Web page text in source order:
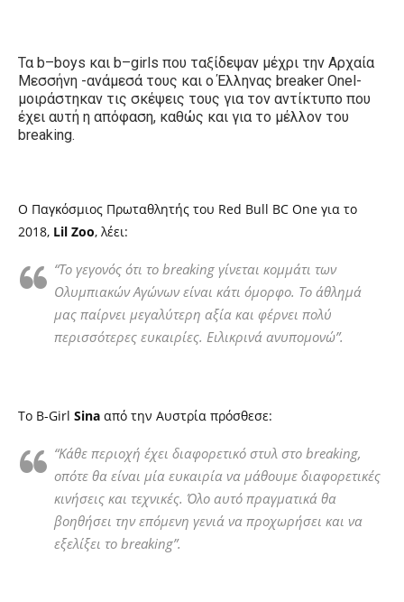
Τα b–boys και b–girls που ταξίδεψαν μέχρι την Αρχαία
Μεσσήνη -ανάμεσά τους και ο Έλληνας breaker Onel-
μοιράστηκαν τις σκέψεις τους για τον αντίκτυπο που
έχει αυτή η απόφαση, καθώς και για το μέλλον του
breaking.
O Παγκόσμιος Πρωταθλητής του Red Bull BC One για το
2018, Lil Zoo, λέει:
“Το γεγονός ότι το breaking γίνεται κομμάτι των
Ολυμπιακών Αγώνων είναι κάτι όμορφο. Το άθλημά
μας παίρνει μεγαλύτερη αξία και φέρνει πολύ
περισσότερες ευκαιρίες. Ειλικρινά ανυπομονώ”.
Το B-Girl Sina από την Αυστρία πρόσθεσε:
“Κάθε περιοχή έχει διαφορετικό στυλ στο breaking,
οπότε θα είναι μία ευκαιρία να μάθουμε διαφορετικές
κινήσεις και τεχνικές. Όλο αυτό πραγματικά θα
βοηθήσει την επόμενη γενιά να προχωρήσει και να
εξελίξει το breaking”.